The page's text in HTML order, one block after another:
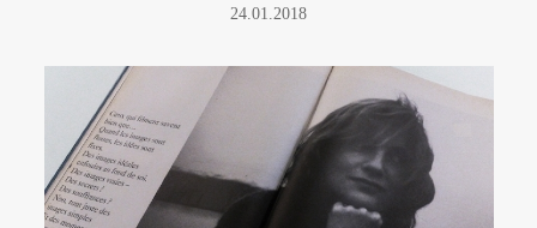
24.01.2018